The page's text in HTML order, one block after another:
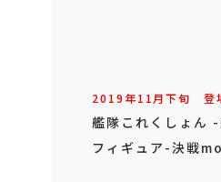
2019年11月下旬 登
艦隊これくしょん
フィギュア-決戦